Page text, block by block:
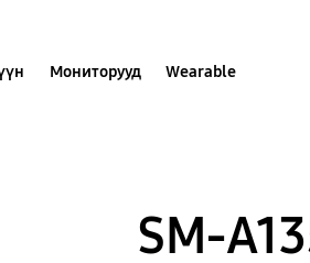
Мониторууд Wearable
SM-